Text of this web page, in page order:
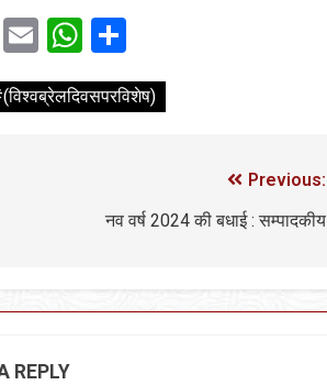
Twitter
EmailWhatsApp
Previous:
नव वर्ष 2024 की बधाई : सम्पादकीय
REPLY